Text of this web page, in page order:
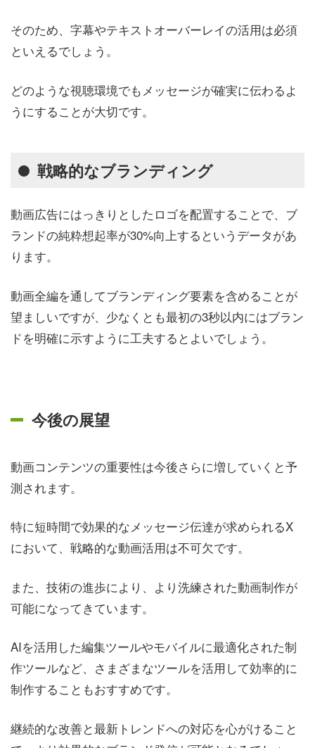
そのため、字幕やテキストオーバーレイの活用は必須
といえるでしょう。
どのような視聴環境でもメッセージが確実に伝わるよ
うにすることが大切です。
戦略的なブランディング
動画広告にはっきりとしたロゴを配置することで、ブ
ランドの純粋想起率が30%向上するというデータがあ
ります。
動画全編を通してブランディング要素を含めることが
望ましいですが、少なくとも最初の3秒以内にはブラン
ドを明確に示すように工夫するとよいでしょう。
今後の展望
動画コンテンツの重要性は今後さらに増していくと予
測されます。
特に短時間で効果的なメッセージ伝達が求められるX
において、戦略的な動画活用は不可欠です。
また、技術の進歩により、より洗練された動画制作が
可能になってきています。
AIを活用した編集ツールやモバイルに最適化された制
作ツールなど、さまざまなツールを活用して効率的に
制作することもおすすめです。
継続的な改善と最新トレンドへの対応を心がけること